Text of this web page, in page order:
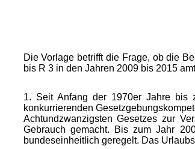
Die Vorlage betrifft die Frage, ob die
bis R 3 in den Jahren 2009 bis 2015
1. Seit Anfang der 1970er Jahre bis
konkurrierenden
Achtundzwanzigsten Gesetzes zur
Gebrauch gemacht. Bis zum Jahr
bundeseinheitlich geregelt. Das